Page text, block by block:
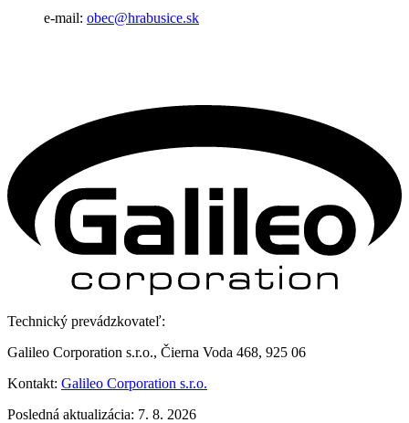
e-mail: obec@hrabusice.sk
Technický prevádzkovateľ:
Galileo Corporation s.r.o., Čierna Voda 468, 925 06
Kontakt: Galileo Corporation s.r.o.
Posledná aktualizácia: 7. 8. 2026